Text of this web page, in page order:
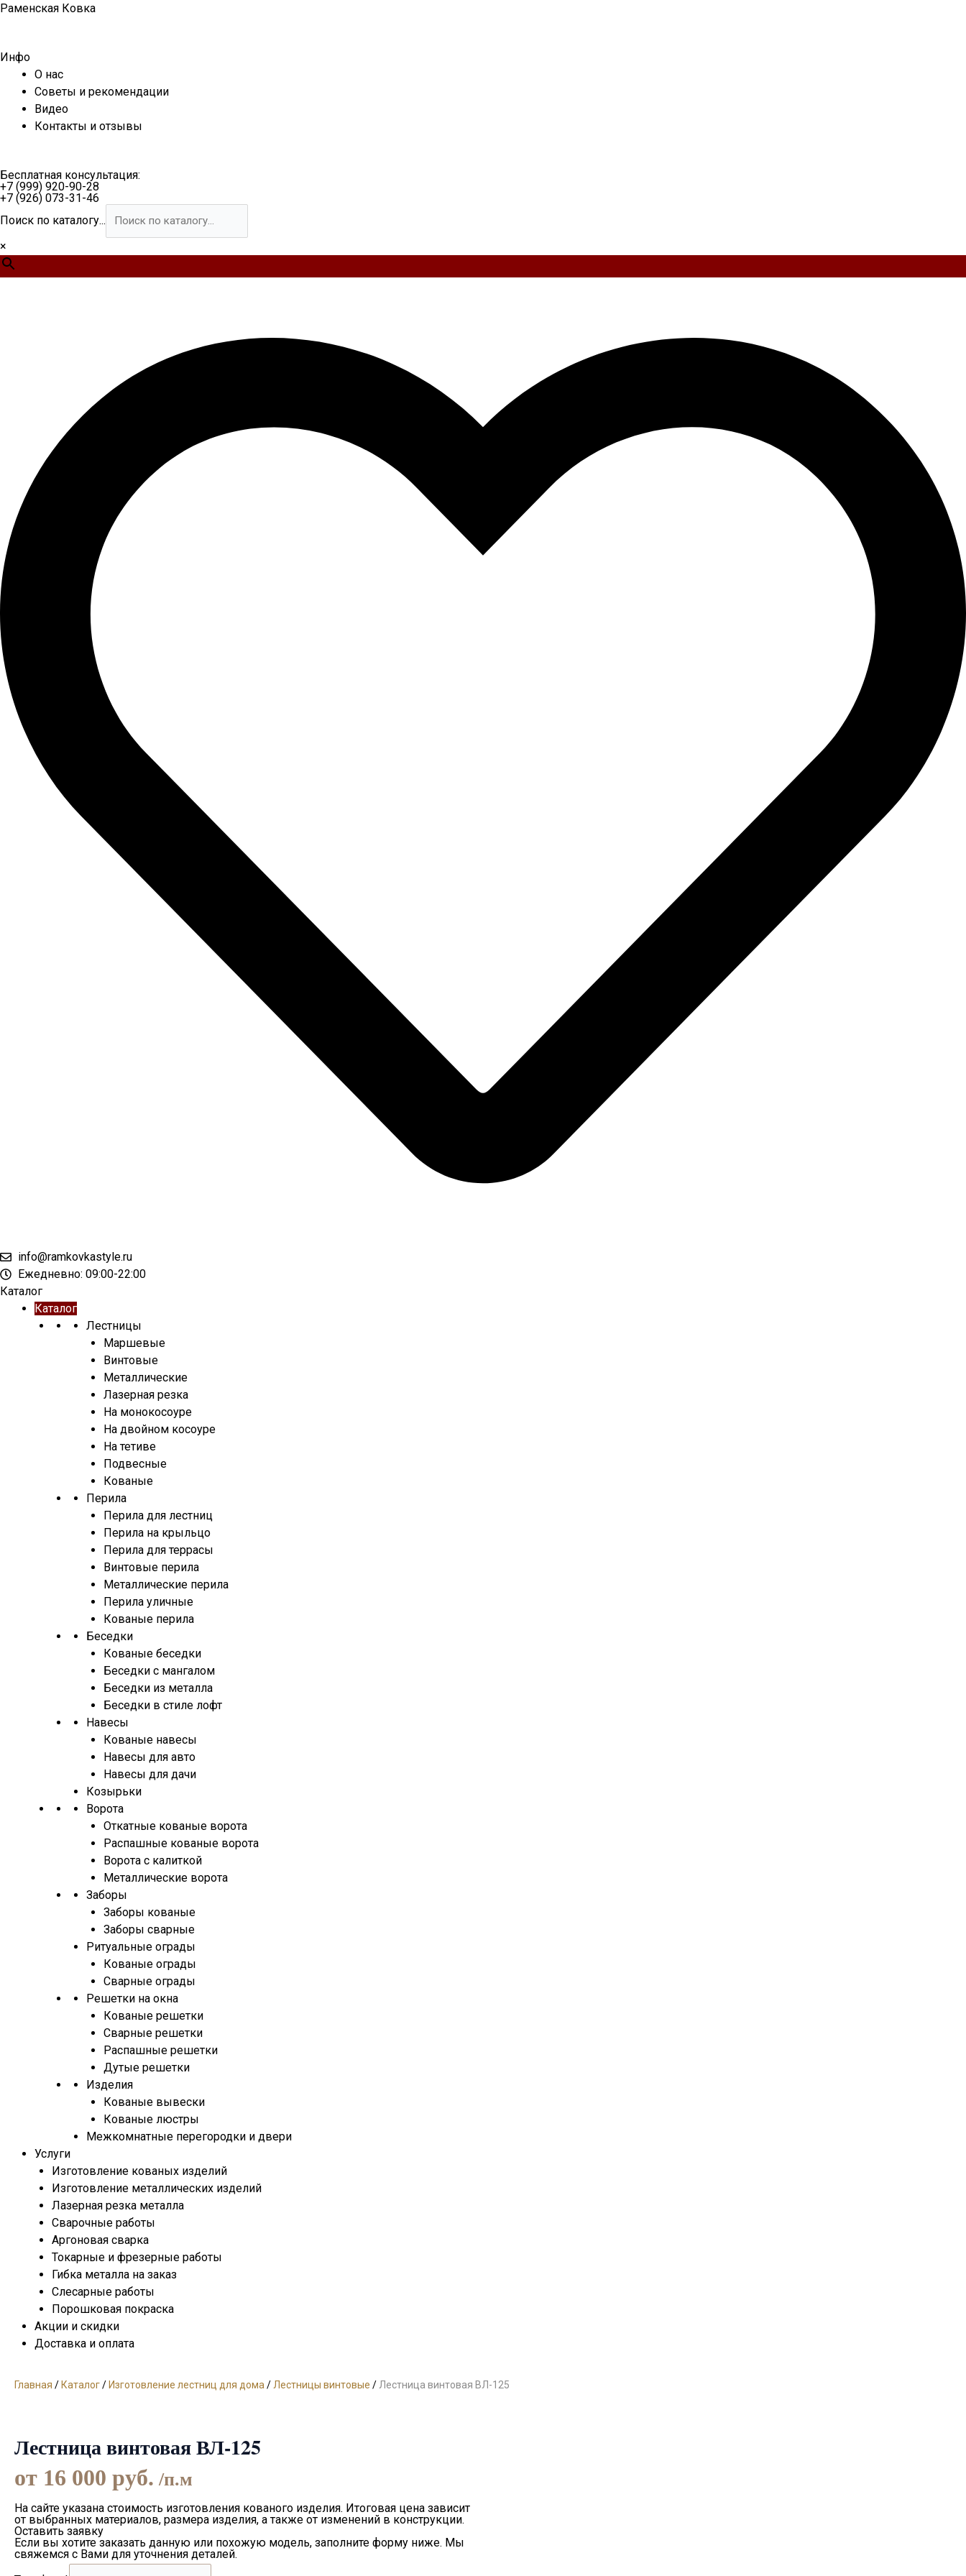
Перейти
Раменская Ковка
Инфо
О нас
Советы и рекомендации
Видео
Контакты и отзывы
Бесплатная консультация:
+7 (999) 920-90-28
+7 (926) 073-31-46
Поиск по каталогу...
×
info@ramkovkastyle.ru
Ежедневно: 09:00-22:00
Каталог
Каталог
Лестницы
Маршевые
Винтовые
Металлические
Лазерная резка
На монокосоуре
На двойном косоуре
На тетиве
Подвесные
Кованые
Перила
Перила для лестниц
Перила на крыльцо
Перила для террасы
Винтовые перила
Металлические перила
Перила уличные
Кованые перила
Беседки
Кованые беседки
Беседки с мангалом
Беседки из металла
Беседки в стиле лофт
Навесы
Кованые навесы
Навесы для авто
Навесы для дачи
Козырьки
Ворота
Откатные кованые ворота
Распашные кованые ворота
Ворота с калиткой
Металлические ворота
Заборы
Заборы кованые
Заборы сварные
Ритуальные ограды
Кованые ограды
Сварные ограды
Решетки на окна
Кованые решетки
Сварные решетки
Распашные решетки
Дутые решетки
Изделия
Кованые вывески
Кованые люстры
Межкомнатные перегородки и двери
Услуги
Изготовление кованых изделий
Изготовление металлических изделий
Лазерная резка металла
Сварочные работы
Аргоновая сварка
Токарные и фрезерные работы
Гибка металла на заказ
Слесарные работы
Порошковая покраска
Акции и скидки
Доставка и оплата
Главная /Каталог/Изготовление лестниц для дома / Лестницы винтовые / Лестница винтовая ВЛ-125
Лестница винтовая ВЛ-125
от 16 000 руб. /п.м
На сайте указана стоимость изготовления кованого изделия. Итоговая цена зависит
от выбранных материалов, размера изделия, а также от изменений в конструкции.
Оставить заявку
Если вы хотите заказать данную или похожую модель, заполните форму ниже. Мы
свяжемся с Вами для уточнения деталей.